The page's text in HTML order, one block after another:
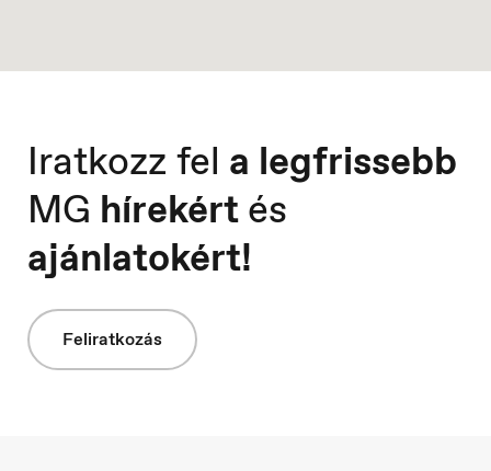
Iratkozz fel a legfrissebb
MG hírekértés
ajánlatokért!
Feliratkozás